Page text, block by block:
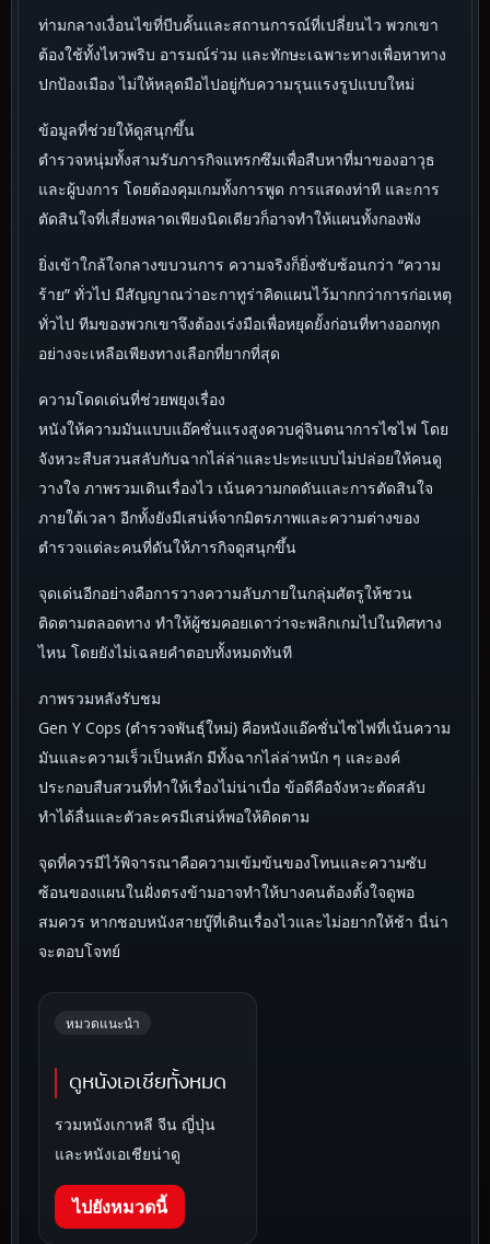
ท่ามกลางเงื่อนไขที่บีบคั้นและสถานการณ์ที่เปลี่ยนไว พวกเขา
ต้องใช้ทั้งไหวพริบ อารมณ์ร่วม และทักษะเฉพาะทางเพื่อหาทาง
ปกป้องเมือง ไม่ให้หลุดมือไปอยู่กับความรุนแรงรูปแบบใหม่
ข้อมูลที่ช่วยให้ดูสนุกขึ้น
ตำรวจหนุ่มทั้งสามรับภารกิจแทรกซึมเพื่อสืบหาที่มาของอาวุธ
และผู้บงการ โดยต้องคุมเกมทั้งการพูด การแสดงท่าที และการ
ตัดสินใจที่เสี่ยงพลาดเพียงนิดเดียวก็อาจทำให้แผนทั้งกองพัง
ยิ่งเข้าใกล้ใจกลางขบวนการ ความจริงก็ยิ่งซับซ้อนกว่า “ความ
ร้าย” ทั่วไป มีสัญญาณว่าอะกาทูร่าคิดแผนไว้มากกว่าการก่อเหตุ
ทั่วไป ทีมของพวกเขาจึงต้องเร่งมือเพื่อหยุดยั้งก่อนที่ทางออกทุก
อย่างจะเหลือเพียงทางเลือกที่ยากที่สุด
ความโดดเด่นที่ช่วยพยุงเรื่อง
หนังให้ความมันแบบแอ๊คชั่นแรงสูงควบคู่จินตนาการไซไฟ โดย
จังหวะสืบสวนสลับกับฉากไล่ล่าและปะทะแบบไม่ปล่อยให้คนดู
วางใจ ภาพรวมเดินเรื่องไว เน้นความกดดันและการตัดสินใจ
ภายใต้เวลา อีกทั้งยังมีเสน่ห์จากมิตรภาพและความต่างของ
ตำรวจแต่ละคนที่ดันให้ภารกิจดูสนุกขึ้น
จุดเด่นอีกอย่างคือการวางความลับภายในกลุ่มศัตรูให้ชวน
ติดตามตลอดทาง ทำให้ผู้ชมคอยเดาว่าจะพลิกเกมไปในทิศทาง
ไหน โดยยังไม่เฉลยคำตอบทั้งหมดทันที
ภาพรวมหลังรับชม
Gen Y Cops (ตำรวจพันธุ์ใหม่) คือหนังแอ๊คชั่นไซไฟที่เน้นความ
มันและความเร็วเป็นหลัก มีทั้งฉากไล่ล่าหนัก ๆ และองค์
ประกอบสืบสวนที่ทำให้เรื่องไม่น่าเบื่อ ข้อดีคือจังหวะตัดสลับ
ทำได้ลื่นและตัวละครมีเสน่ห์พอให้ติดตาม
จุดที่ควรมีไว้พิจารณาคือความเข้มข้นของโทนและความซับ
ซ้อนของแผนในฝั่งตรงข้ามอาจทำให้บางคนต้องตั้งใจดูพอ
สมควร หากชอบหนังสายบู๊ที่เดินเรื่องไวและไม่อยากให้ช้า นี่น่า
จะตอบโจทย์
หมวดแนะนำ
ดูหนังเอเชียทั้งหมด
รวมหนังเกาหลี จีน ญี่ปุ่น
และหนังเอเชียน่าดู
ไปยังหมวดนี้